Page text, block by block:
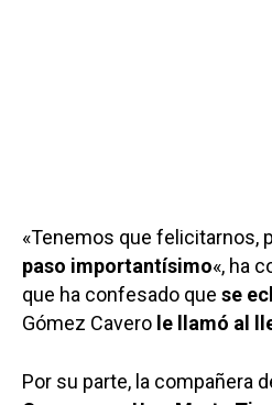
«Tenemos que felicitarnos,
paso importantísimo«, ha
que ha confesado que se
Gómez Cavero le llamó al
Por su parte, la compañera